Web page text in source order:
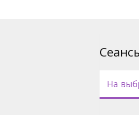
На